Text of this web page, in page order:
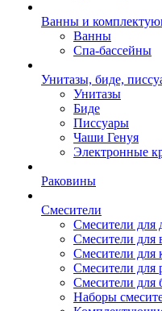
Ванны и
Ванны
Спа-бассейны
Унитазы, биде,
Унитазы
Биде
Писсуары
Чаши Генуя
Электронные
Раковины
Смесители
Смесители для
Смесители для
Смесители для
Смесители для
Смесители для
Наборы